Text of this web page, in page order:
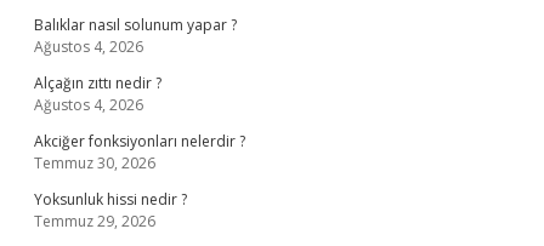
Balıklar nasıl solunum yapar ?
Ağustos 4, 2026
Alçağın zıttı nedir ?
Ağustos 4, 2026
Akciğer fonksiyonları nelerdir ?
Temmuz 30, 2026
Yoksunluk hissi nedir ?
Temmuz 29, 2026